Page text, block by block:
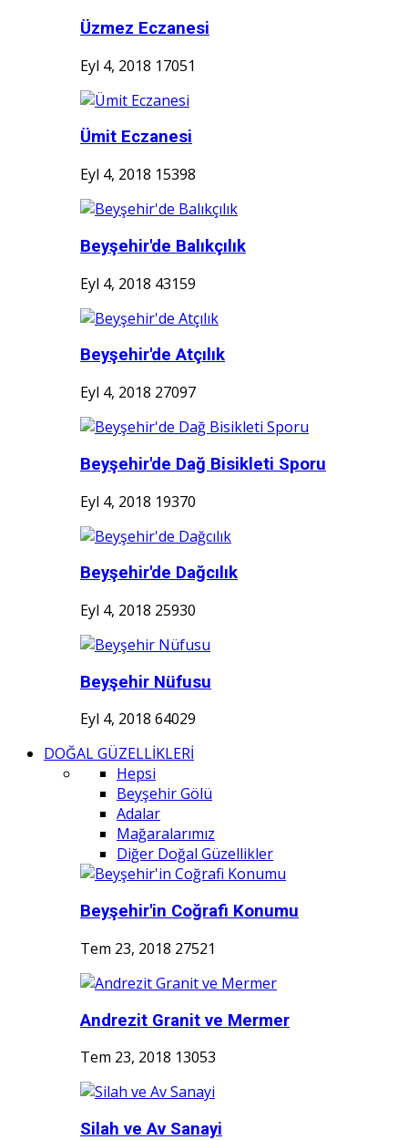
Üzmez Eczanesi
Eyl 4, 2018 17051
Ümit Eczanesi
Eyl 4, 2018 15398
Beyşehir'de Balıkçılık
Eyl 4, 2018 43159
Beyşehir'de Atçılık
Eyl 4, 2018 27097
Beyşehir'de Dağ Bisikleti Sporu
Eyl 4, 2018 19370
Beyşehir'de Dağcılık
Eyl 4, 2018 25930
Beyşehir Nüfusu
Eyl 4, 2018 64029
DOĞAL GÜZELLİKLERİ
Hepsi
Beyşehir Gölü
Adalar
Mağaralarımız
Diğer Doğal Güzellikler
Beyşehir'in Coğrafi Konumu
Tem 23, 2018 27521
Andrezit Granit ve Mermer
Tem 23, 2018 13053
Silah ve Av Sanayi